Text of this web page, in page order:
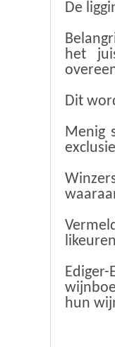
De
het
Dit
Menig
hun